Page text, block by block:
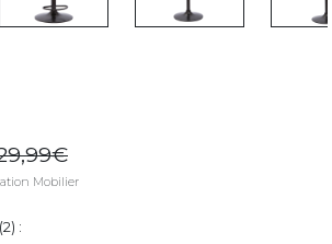
Mobilier
: